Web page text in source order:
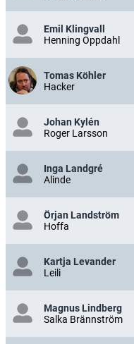
Emil Klingvall
Henning Oppdahl
Tomas Köhler
Hacker
Johan Kylén
Roger Larsson
Inga Landgré
Alinde
Örjan Landström
Hoffa
Kartja Levander
Leili
Magnus Lindberg
Salka Brännström